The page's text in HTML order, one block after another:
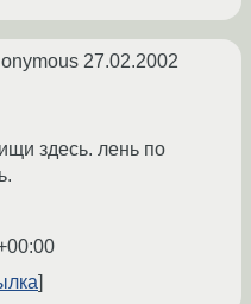
27.02.2002
здесь. лень по